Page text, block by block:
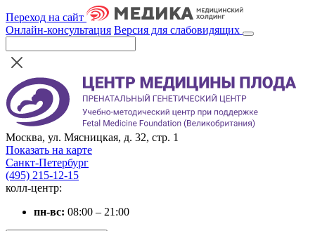
Переход на сайт
Онлайн-консультация Версия для слабовидящих
Москва, ул. Мясницкая, д. 32, стр. 1
Показать на карте
Санкт-Петербург
(495) 215-12-15
колл-центр:
пн-вс: 08:00 – 21:00